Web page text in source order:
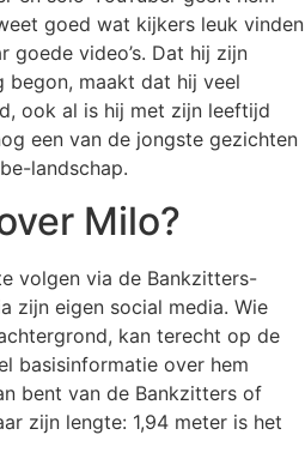
goed wat kijkers leuk vinden
goede video’s. Dat hij zijn
begon, maakt dat hij veel
ook al is hij met zijn leeftijd
een van de jongste gezichten
landschap.
Milo?
volgen via de Bankzitters-
zijn eigen social media. Wie
kan terecht op de
basisinformatie over hem
bent van de Bankzitters of
zijn lengte: 1,94 meter is het